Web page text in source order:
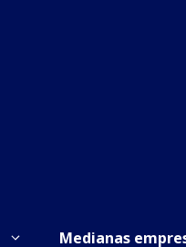
Medianas